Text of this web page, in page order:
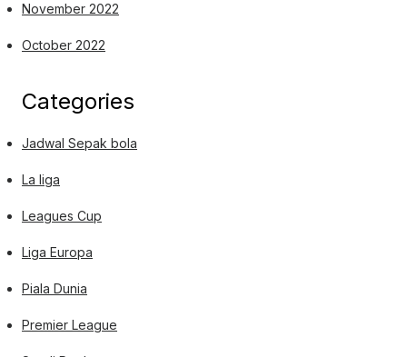
November 2022
October 2022
Categories
Jadwal Sepak bola
La liga
Leagues Cup
Liga Europa
Piala Dunia
Premier League